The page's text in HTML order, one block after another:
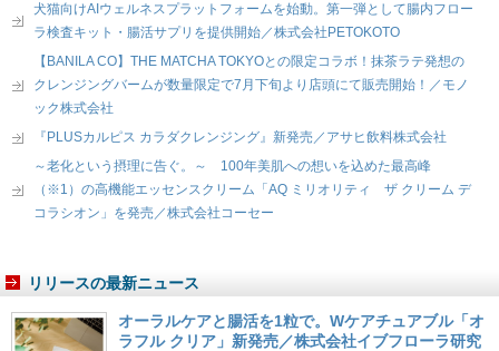
犬猫向けAIウェルネスプラットフォームを始動。第一弾として腸内フロー
ラ検査キット・腸活サプリを提供開始／株式会社PETOKOTO
【BANILA CO】THE MATCHA TOKYOとの限定コラボ！抹茶ラテ発想の
クレンジングバームが数量限定で7月下旬より店頭にて販売開始！／モノ
ック株式会社
『PLUSカルピス カラダクレンジング』新発売／アサヒ飲料株式会社
～老化という摂理に告ぐ。～ 100年美肌への想いを込めた最高峰
（※1）の高機能エッセンスクリーム「AQ ミリオリティ ザ クリーム デ
コラシオン」を発売／株式会社コーセー
リリースの最新ニュース
オーラルケアと腸活を1粒で。Wケアチュアブル「オ
ラフル クリア」新発売／株式会社イブフローラ研究